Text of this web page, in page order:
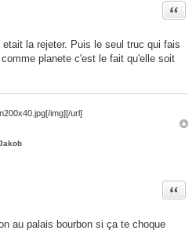
Citer
la rejeter. Puis le seul truc qui fais
planete c'est le fait qu'elle soit
img][/url]
Citer
au palais bourbon si ça te choque